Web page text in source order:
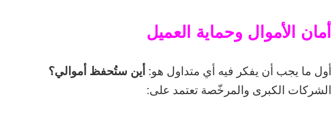
أمان الأموال وحماية العميل
أول ما يجب أن يفكر فيه أي متداول هو: أين ستُحفظ أموالي؟
الشركات الكبرى والمرخّصة تعتمد على: